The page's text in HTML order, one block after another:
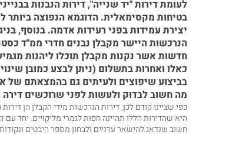
לעומת דירות "יד שנייה", דירות הנבנות
בטיחות מקסימאלית. הדוגמא הנפוצה ביותר
יצירת עמידות בפני רעידות אדמה. בנוסף,
הנרכשות היישר מקבלן נבנים חדרי ממ"ד
חדשות אשר נקנות מקבלן תוכלו ליהנות
כאלו ואחרות בתשלום (ניתן לבצע כמובן
בביצוע שיפוצים ולעיתים גם בהמצאתם של
מה חשוב לבדוק ולעשות לפני שרוכשים דירה
כפי שציינו קודם לכן, דירות הנרכשות מידי הקבלן הן
היא שהדירות הללו תהיינה חפות לגמרי מליקויים. יחד
חשוב שנדאג להישאר ערניים ולבחון מספר היבטים